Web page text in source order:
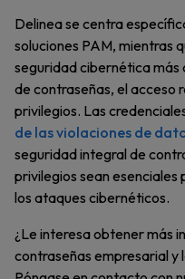
Delinea se centra
soluciones PAM, mientras
seguridad cibernética
de contraseñas, el acceso
privilegios. Las
de las violaciones de
seguridad integral de
privilegios sean
los ataques cibernéticos.
¿Le interesa obtener más
contraseñas empresarial y